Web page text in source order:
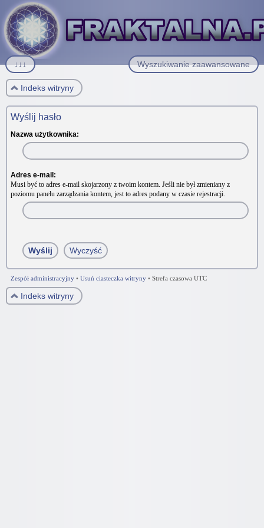
Wyszukiwanie zaawansowane
↓↓↓
Indeks witryny
Wyślij hasło
Nazwa użytkownika:
Adres e-mail:
Musi być to adres e-mail skojarzony z twoim kontem. Jeśli nie był zmieniany z
poziomu panelu zarządzania kontem, jest to adres podany w czasie rejestracji.
Zespół administracyjny • Usuń ciasteczka witryny • Strefa czasowa UTC
Indeks witryny